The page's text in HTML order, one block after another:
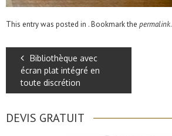
This entry was posted in . Bookmark the permalink.
Bibliothèque avec
écran plat intégré en
toute discrétion
DEVIS GRATUIT